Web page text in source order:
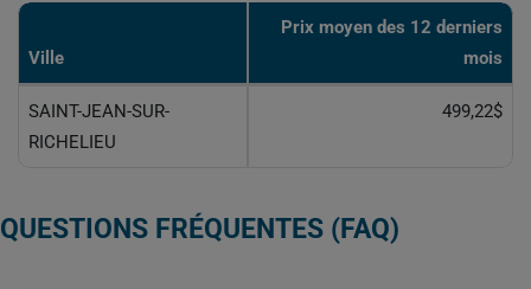
Ville
Prix ​​moyen des 12 derniers
mois
SAINT-JEAN-SUR-
RICHELIEU
499,22$
QUESTIONS FRÉQUENTES (FAQ)